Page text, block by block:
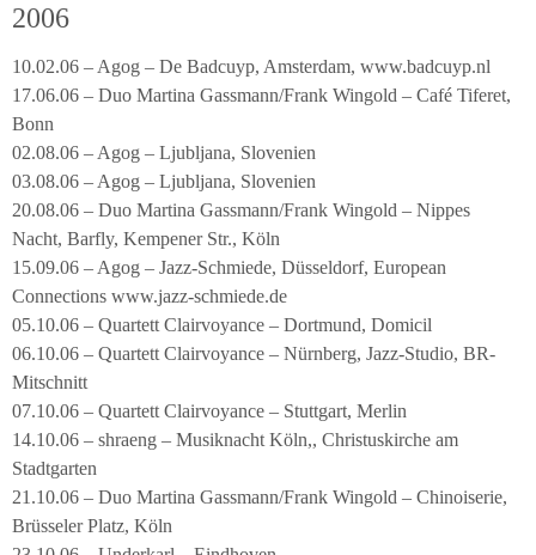
2006
10.02.06 – Agog – De Badcuyp, Amsterdam, www.badcuyp.nl
17.06.06 – Duo Martina Gassmann/Frank Wingold – Café Tiferet,
Bonn
02.08.06 – Agog – Ljubljana, Slovenien
03.08.06 – Agog – Ljubljana, Slovenien
20.08.06 – Duo Martina Gassmann/Frank Wingold – Nippes
Nacht, Barfly, Kempener Str., Köln
15.09.06 – Agog – Jazz-Schmiede, Düsseldorf, European
Connections www.jazz-schmiede.de
05.10.06 – Quartett Clairvoyance – Dortmund, Domicil
06.10.06 – Quartett Clairvoyance – Nürnberg, Jazz-Studio, BR-
Mitschnitt
07.10.06 – Quartett Clairvoyance – Stuttgart, Merlin
14.10.06 – shraeng – Musiknacht Köln,, Christuskirche am
Stadtgarten
21.10.06 – Duo Martina Gassmann/Frank Wingold – Chinoiserie,
Brüsseler Platz, Köln